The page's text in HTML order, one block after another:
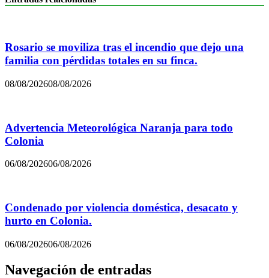
Rosario se moviliza tras el incendio que dejo una
familia con pérdidas totales en su finca.
08/08/202608/08/2026
Advertencia Meteorológica Naranja para todo
Colonia
06/08/202606/08/2026
Condenado por violencia doméstica, desacato y
hurto en Colonia.
06/08/202606/08/2026
Navegación de entradas